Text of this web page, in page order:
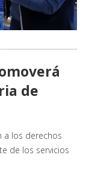
de
a los derechos
de los servicios